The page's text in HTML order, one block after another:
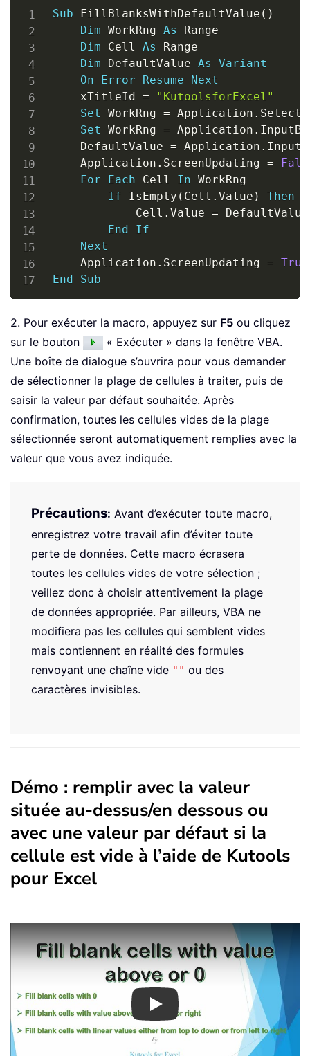
Sub FillBlanksWithDefaultValue ( )
Dim WorkRng As Range
Dim Cell As Range
Dim DefaultValue As
Variant
On
Error Resume
Next
    xTitleId
=
"KutoolsforExcel"
Set WorkRng = Application .
Set WorkRng = Application .
    DefaultValue
= Application .
    Application
. ScreenUpdating =
For
Each Cell In WorkRng
If IsEmpty ( Cell . Value )
Then
            Cell
. Value = DefaultValue
End
If
Next
    Application
. ScreenUpdating = True
End
Sub
Copy
2. Pour exécuter la macro, appuyez sur F5 ou cliquez
sur le bouton
« Exécuter » dans la fenêtre VBA.
Une boîte de dialogue s’ouvrira pour vous demander
de sélectionner la plage de cellules à traiter, puis de
saisir la valeur par défaut souhaitée. Après
confirmation, toutes les cellules vides de la plage
sélectionnée seront automatiquement remplies avec la
valeur que vous avez indiquée.
Précautions: Avant d’exécuter toute macro,
enregistrez votre travail afin d’éviter toute
perte de données. Cette macro écrasera
toutes les cellules vides de votre sélection ;
veillez donc à choisir attentivement la plage
de données appropriée. Par ailleurs, VBA ne
modifiera pas les cellules qui semblent vides
mais contiennent en réalité des formules
renvoyant une chaîne vide "" ou des
caractères invisibles.
Démo : remplir avec la valeur
située au-dessus/en dessous ou
avec une valeur par défaut si la
cellule est vide à l’aide de Kutools
pour Excel
Play